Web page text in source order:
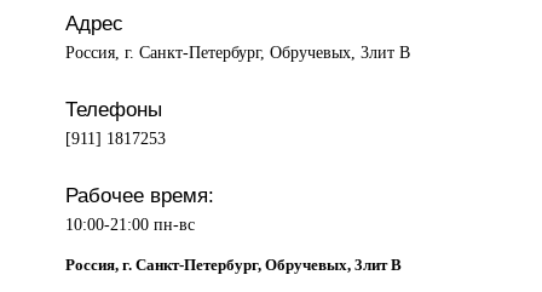
Адрес
Россия, г. Санкт-Петербург, Обручевых, 3лит В
Телефоны
[911] 1817253
Рабочее время:
10:00-21:00 пн-вс
Россия, г. Санкт-Петербург, Обручевых, 3лит В